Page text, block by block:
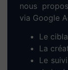
nous
via Google
Le
La
Le